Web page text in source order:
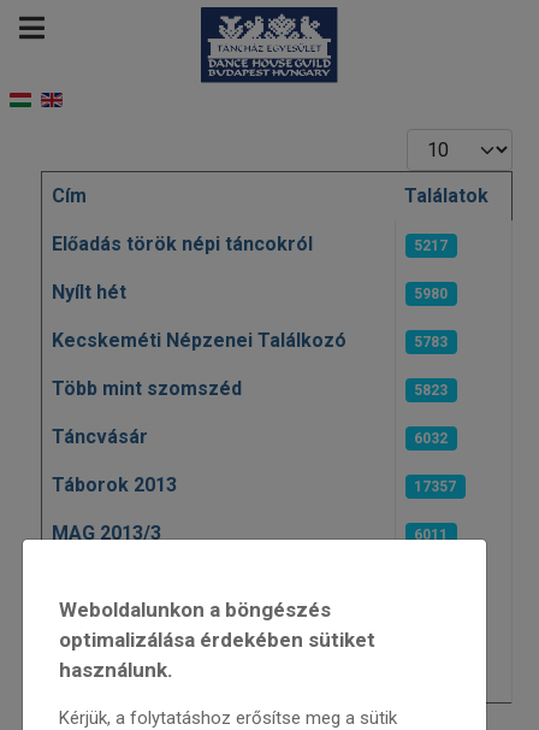
Tételek #
Cikkek
Cím Találatok
Előadás török népi táncokról 5217
Nyílt hét 5980
Kecskeméti Népzenei Találkozó 5783
Több mint szomszéd 5823
Táncvásár 6032
Táborok 2013 17357
MAG 2013/3 6011
Elhunyt Halmos Béla
Mesterségek Ünnepe 2013
Weboldalunkon a böngészés
optimalizálása érdekében sütiket
használunk.
Kérjük, a folytatáshoz erősítse meg a sütik